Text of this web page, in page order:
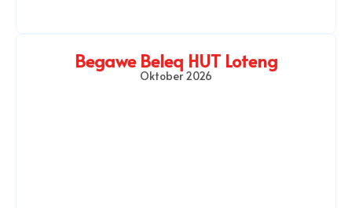
Begawe Beleq HUT Loteng
Oktober 2026